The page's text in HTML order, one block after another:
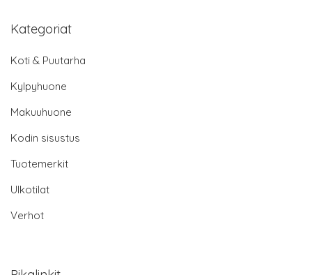
Kategoriat
Koti & Puutarha
Kylpyhuone
Makuuhuone
Kodin sisustus
Tuotemerkit
Ulkotilat
Verhot